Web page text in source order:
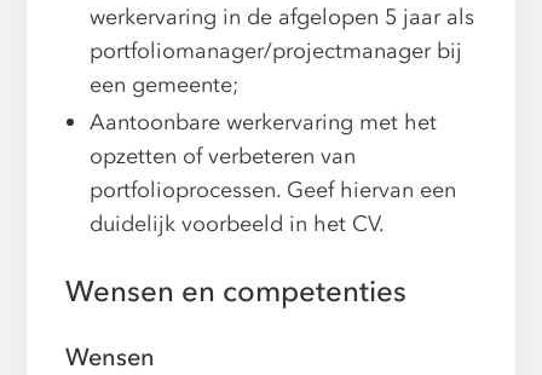
werkervaring in de afgelopen 5 jaar als
portfoliomanager/projectmanager bij
een gemeente;
Aantoonbare werkervaring met het
opzetten of verbeteren van
portfolioprocessen. Geef hiervan een
duidelijk voorbeeld in het CV.
Wensen en competenties
Wensen